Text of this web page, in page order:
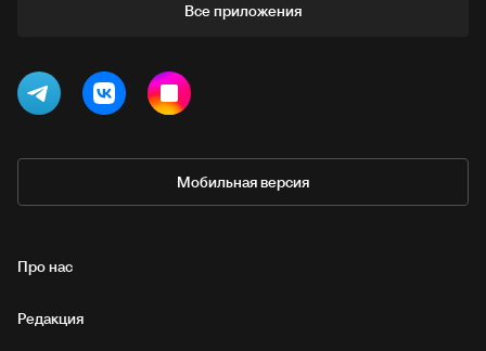
Все приложения
Мобильная версия
Про нас
Редакция